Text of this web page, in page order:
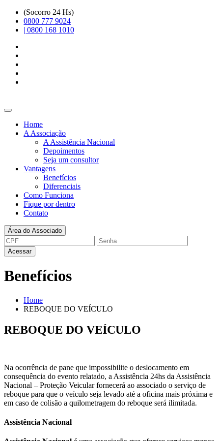
(Socorro 24 Hs)
0800 777 9024
| 0800 168 1010
Home
A Associação
A Assistência Nacional
Depoimentos
Seja um consultor
Vantagens
Benefícios
Diferenciais
Como Funciona
Fique por dentro
Contato
Área do Associado
Acessar
Benefícios
Home
REBOQUE DO VEÍCULO
REBOQUE DO VEÍCULO
Na ocorrência de pane que impossibilite o deslocamento em
consequência do evento relatado, a Assistência 24hs da Assistência
Nacional – Proteção Veicular fornecerá ao associado o serviço de
reboque para que o veículo seja levado até a oficina mais próxima e
em caso de colisão a quilometragem do reboque será ilimitada.
Assistência Nacional